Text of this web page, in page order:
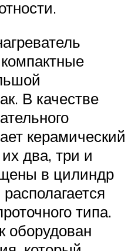
В качестве
керамический
два, три и
в цилиндр
типа.
оборудован